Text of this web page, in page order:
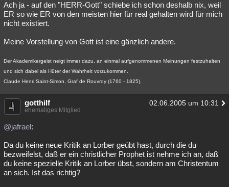
Ach ja - auf den "HERR-Gott" schiebe ich schon deshalb nix, weil
ER so wie ER von den meisten hier für real gehalten wird für mich
nicht existiert.
Meine Vorstellung von Gott ist eine gänzlich andere.
Der Akademikergeist neigt immer dazu, an einmal aufgenommenen Meinungen festzuhalten
und sich dabei als Hüter der Wahrheit vorzukommen.
Claude Henri Saint-Simon, Graf de Rouvroy (1760 - 1825),
gotthilf 02.06.2005 um 10:31
ehemaliges Mitglied
@jafrael:
Da du keine neue Kritik an Lorber geübt hast, durch die du
bezweifelst, daß er ein christlicher Prophet ist nehme ich an, daß
du keine spezielle Kritik an Lorber übst, sondern am Christentum
an sich. Ist das richtig?